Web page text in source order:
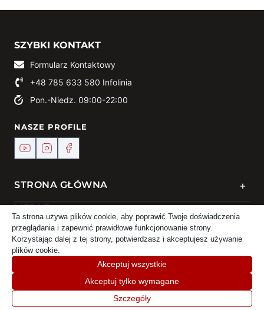
SZYBKI KONTAKT
Formularz Kontaktowy
+48 785 633 580 Infolinia
Pon.-Niedz. 09:00-22:00
NASZE PROFILE
STRONA GŁÓWNA +
MEBLE +
KONTAKT
© 2024 Meble DEKO | Powered by
Koszyk
Ta strona używa plików cookie, aby poprawić Twoje doświadczenia
przeglądania i zapewnić prawidłowe funkcjonowanie strony.
Korzystając dalej z tej strony, potwierdzasz i akceptujesz używanie
plików cookie.
Akceptuj wszystkie
Akceptuj tylko wymagane
Szczegóły